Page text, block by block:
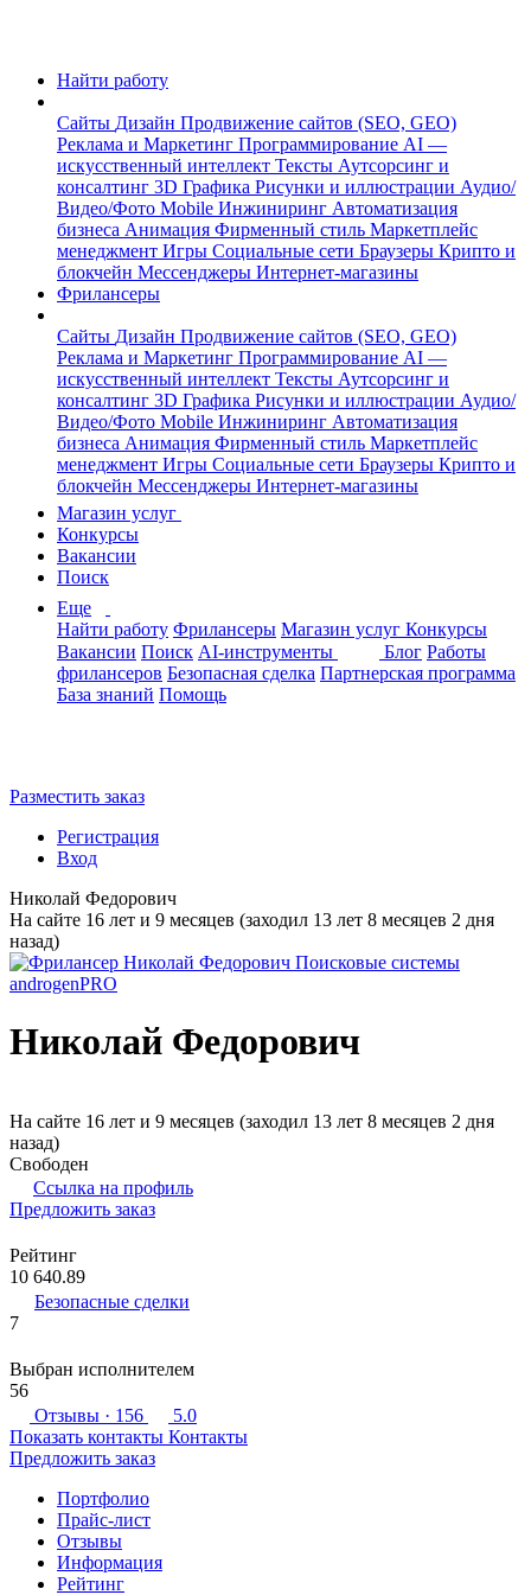
Найти работу
Сайты Дизайн Продвижение сайтов (SEO, GEO)
Реклама и Маркетинг Программирование AI —
искусственный интеллект Тексты Аутсорсинг и
консалтинг 3D Графика Рисунки и иллюстрации Аудио/
Видео/Фото Mobile Инжиниринг Автоматизация
бизнеса Анимация Фирменный стиль Маркетплейс
менеджмент Игры Социальные сети Браузеры Крипто и
блокчейн Мессенджеры Интернет-магазины
Фрилансеры
Сайты Дизайн Продвижение сайтов (SEO, GEO)
Реклама и Маркетинг Программирование AI —
искусственный интеллект Тексты Аутсорсинг и
консалтинг 3D Графика Рисунки и иллюстрации Аудио/
Видео/Фото Mobile Инжиниринг Автоматизация
бизнеса Анимация Фирменный стиль Маркетплейс
менеджмент Игры Социальные сети Браузеры Крипто и
блокчейн Мессенджеры Интернет-магазины
Магазин услуг
Конкурсы
Вакансии
Поиск
Еще
Найти работу Фрилансеры Магазин услуг Конкурсы
Вакансии Поиск AI-инструменты Блог Работы
фрилансеров Безопасная сделка Партнерская программа
База знаний Помощь
Разместить заказ
Регистрация
Вход
Николай Федорович
На сайте 16 лет и 9 месяцев (заходил 13 лет 8 месяцев 2 дня
назад)
Николай Федорович
На сайте 16 лет и 9 месяцев (заходил 13 лет 8 месяцев 2 дня
назад)
Свободен
Ссылка на профиль
Предложить заказ
Рейтинг
10 640.89
Безопасные сделки
7
Выбран исполнителем
56
Отзывы · 156
5.0
Показать контакты Контакты
Предложить заказ
Портфолио
Прайс-лист
Отзывы
Информация
Рейтинг